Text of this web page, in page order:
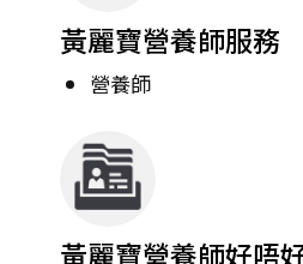
黃麗寶營養師服務
營養師
黃麗寶營養師好唔